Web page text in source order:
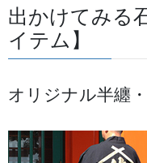
お祭り衣装・お祭り用
人形の森佐は12
出かけてみる
イテム】
オリジナル半纏